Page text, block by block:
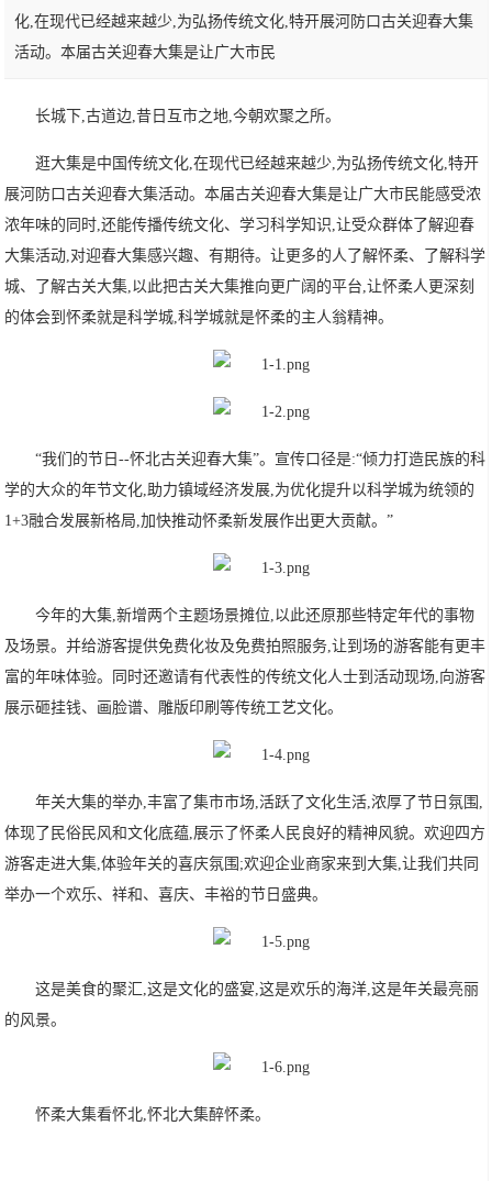
化,在现代已经越来越少,为弘扬传统文化,特开展河防口古关迎春大集
活动。本届古关迎春大集是让广大市民
长城下,古道边,昔日互市之地,今朝欢聚之所。
逛大集是中国传统文化,在现代已经越来越少,为弘扬传统文化,特开
展河防口古关迎春大集活动。本届古关迎春大集是让广大市民能感受浓
浓年味的同时,还能传播传统文化、学习科学知识,让受众群体了解迎春
大集活动,对迎春大集感兴趣、有期待。让更多的人了解怀柔、了解科学
城、了解古关大集,以此把古关大集推向更广阔的平台,让怀柔人更深刻
的体会到怀柔就是科学城,科学城就是怀柔的主人翁精神。
“我们的节日--怀北古关迎春大集”。宣传口径是:“倾力打造民族的科
学的大众的年节文化,助力镇域经济发展,为优化提升以科学城为统领的
1+3融合发展新格局,加快推动怀柔新发展作出更大贡献。”
今年的大集,新增两个主题场景摊位,以此还原那些特定年代的事物
及场景。并给游客提供免费化妆及免费拍照服务,让到场的游客能有更丰
富的年味体验。同时还邀请有代表性的传统文化人士到活动现场,向游客
展示砸挂钱、画脸谱、雕版印刷等传统工艺文化。
年关大集的举办,丰富了集市市场,活跃了文化生活,浓厚了节日氛围,
体现了民俗民风和文化底蕴,展示了怀柔人民良好的精神风貌。欢迎四方
游客走进大集,体验年关的喜庆氛围;欢迎企业商家来到大集,让我们共同
举办一个欢乐、祥和、喜庆、丰裕的节日盛典。
这是美食的聚汇,这是文化的盛宴,这是欢乐的海洋,这是年关最亮丽
的风景。
怀柔大集看怀北,怀北大集醉怀柔。